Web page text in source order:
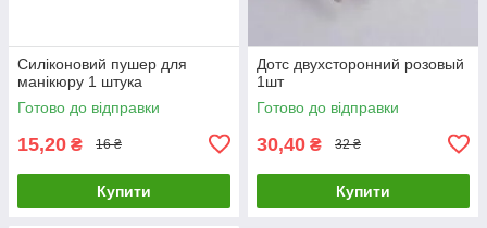
Силіконовий пушер для
манікюру 1 штука
Готово до відправки
15,20 ₴ 16 ₴
Купити
Дотс двухсторонний розовый
1шт
Готово до відправки
30,40 ₴ 32 ₴
Купити